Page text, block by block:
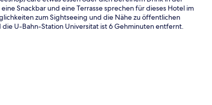
Dachterrasse
Snackbar und eine Terrasse sprechen für dieses Hotel im
zum Sightseeing und die Nähe zu öffentlichen
U-Bahn-Station Universitat ist 6 Gehminuten entfernt.